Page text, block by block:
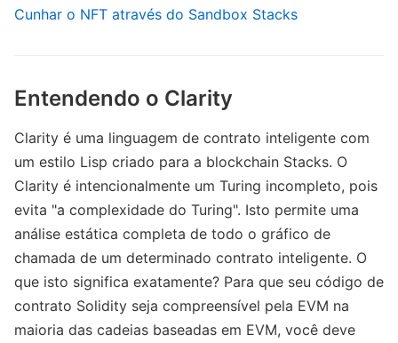
Cunhar o NFT através do Sandbox Stacks
Entendendo o Clarity
Clarity é uma linguagem de contrato inteligente com
um estilo Lisp criado para a blockchain Stacks. O
Clarity é intencionalmente um Turing incompleto, pois
evita "a complexidade do Turing". Isto permite uma
análise estática completa de todo o gráfico de
chamada de um determinado contrato inteligente. O
que isto significa exatamente? Para que seu código de
contrato Solidity seja compreensível pela EVM na
maioria das cadeias baseadas em EVM, você deve